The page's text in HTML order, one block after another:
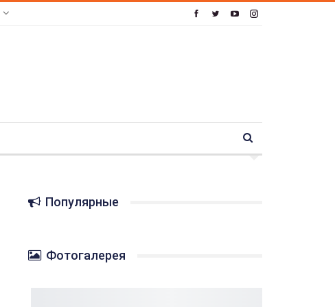
Популярные
Фотогалерея